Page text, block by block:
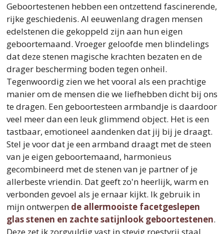
Geboortestenen hebben een ontzettend fascinerende,
rijke geschiedenis. Al eeuwenlang dragen mensen
edelstenen die gekoppeld zijn aan hun eigen
geboortemaand. Vroeger geloofde men blindelings
dat deze stenen magische krachten bezaten en de
drager bescherming boden tegen onheil.
Tegenwoordig zien we het vooral als een prachtige
manier om de mensen die we liefhebben dicht bij ons
te dragen. Een geboortesteen armbandje is daardoor
veel meer dan een leuk glimmend object. Het is een
tastbaar, emotioneel aandenken dat jij bij je draagt.
Stel je voor dat je een armband draagt met de steen
van je eigen geboortemaand, harmonieus
gecombineerd met de stenen van je partner of je
allerbeste vriendin. Dat geeft zo'n heerlijk, warm en
verbonden gevoel als je ernaar kijkt. Ik gebruik in
mijn ontwerpen de allermooiste facetgeslepen
glas stenen en zachte satijnlook geboortestenen.